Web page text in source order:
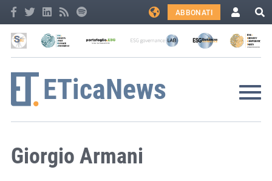
ABBONATI
Giorgio Armani